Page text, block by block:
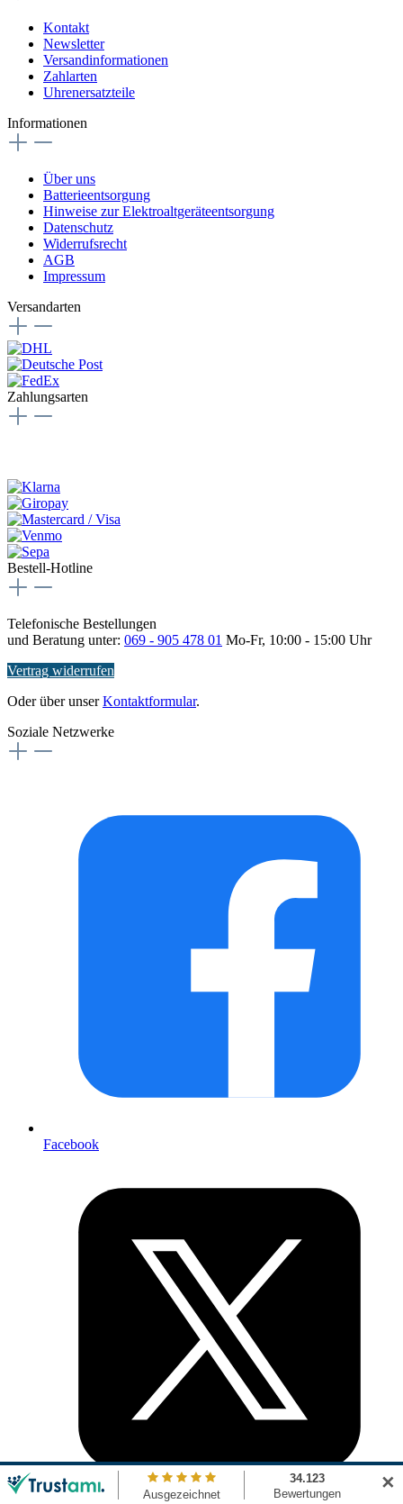
Kontakt
Newsletter
Versandinformationen
Zahlarten
Uhrenersatzteile
Informationen
Über uns
Batterieentsorgung
Hinweise zur Elektroaltgeräteentsorgung
Datenschutz
Widerrufsrecht
AGB
Impressum
Versandarten
Zahlungsarten
Bestell-Hotline
Telefonische Bestellungen
und Beratung unter: 069 - 905 478 01 Mo-Fr, 10:00 - 15:00 Uhr
Vertrag widerrufen
Oder über unserKontaktformular.
Soziale Netzwerke
Facebook
✕